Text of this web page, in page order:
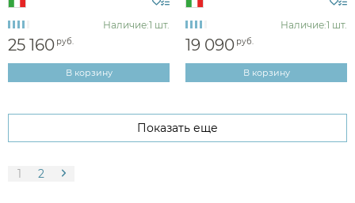
Наличие:1 шт.
25 160 руб.
В корзину
Наличие:1 шт.
19 090 руб.
В корзину
Показать еще
1 2